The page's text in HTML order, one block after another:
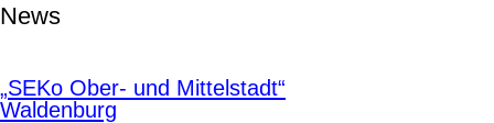
News
„SEKo Ober- und Mittelstadt“
Waldenburg